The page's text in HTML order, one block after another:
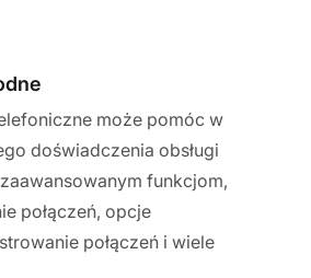
może pomóc w
doświadczenia obsługi
funkcjom,
połączeń, opcje
połączeń i wiele